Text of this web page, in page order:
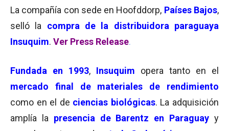
La compañía con sede en Hoofddorp, Países Bajos,
selló la compra de la distribuidora paraguaya
Insuquim. Ver Press Release.
Fundada en 1993, Insuquim
opera tanto en el
mercado final de materiales de rendimiento
como en el de ciencias biológicas. La adquisición
amplía la presencia de Barentz en Paraguay y